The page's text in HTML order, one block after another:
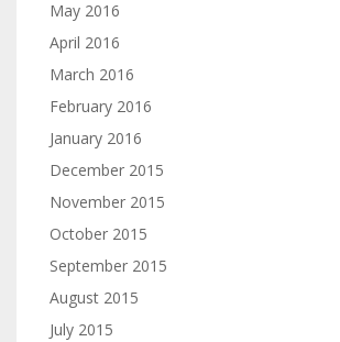
May 2016
April 2016
March 2016
February 2016
January 2016
December 2015
November 2015
October 2015
September 2015
August 2015
July 2015